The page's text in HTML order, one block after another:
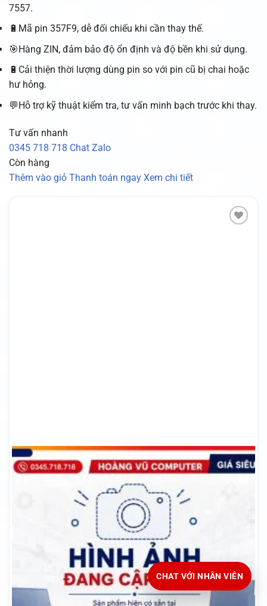
7557.
🔋Mã pin 357F9, dễ đối chiếu khi cần thay thế.
🎯Hàng ZIN, đảm bảo độ ổn định và độ bền khi sử dụng.
🔋Cải thiện thời lượng dùng pin so với pin cũ bị chai hoặc
hư hỏng.
💬Hỗ trợ kỹ thuật kiểm tra, tư vấn minh bạch trước khi thay.
Tư vấn nhanh
0345 718 718 Chat Zalo
Còn hàng
Thêm vào giỏ Thanh toán ngay Xem chi tiết
CHAT VỚI NHÂN VIÊN